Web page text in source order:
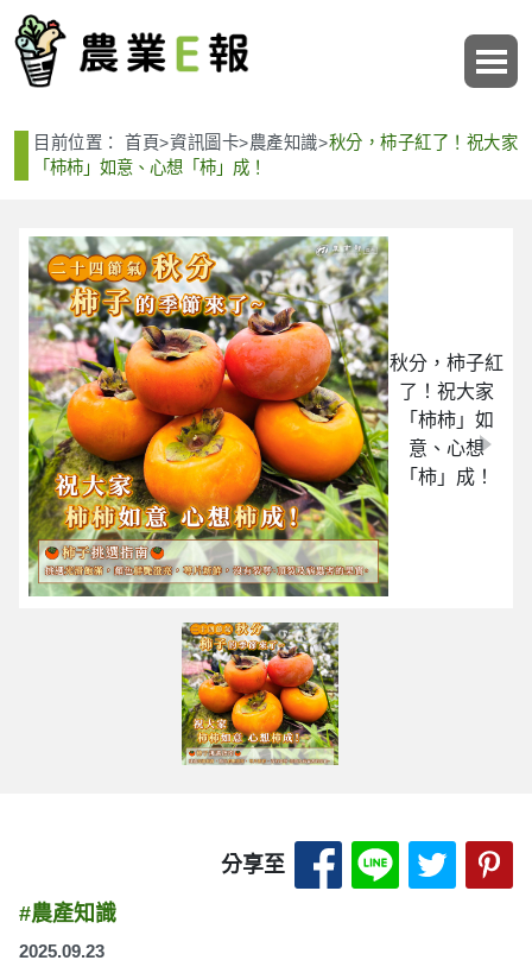
目前位置：首頁>資訊圖卡>農產知識>秋分，柿子紅了！祝大家
「柿柿」如意、心想「柿」成！
秋分，柿子紅
了！祝大家
「柿柿」如
意、心想
「柿」成！
分享至 分享至 Facebook-
分享至分享
#農產知識
2025.09.23